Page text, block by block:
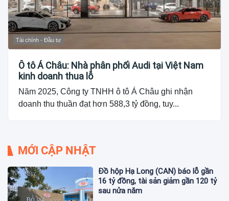
Tài chính - Đầu tư
Ô tô Á Châu: Nhà phân phối Audi tại Việt Nam
kinh doanh thua lỗ
Năm 2025, Công ty TNHH ô tô Á Châu ghi nhận
doanh thu thuần đạt hơn 588,3 tỷ đồng, tuy...
MỚI CẬP NHẬT
Đồ hộp Hạ Long (CAN) báo lỗ gần
16 tỷ đồng, tài sản giảm gần 120 tỷ
sau nửa năm